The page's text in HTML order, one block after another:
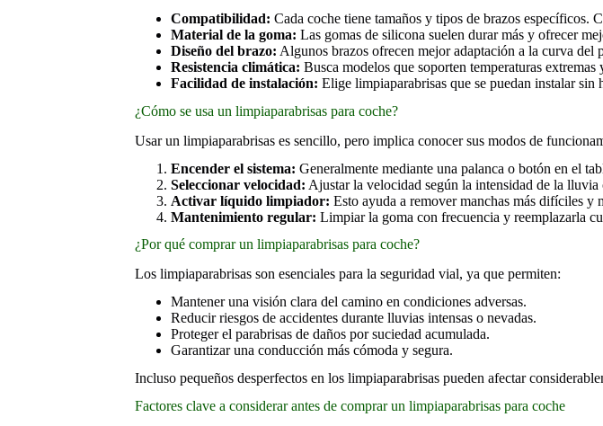
Compatibilidad: Cada coche tiene tamaños y tipos de brazos específicos.
Material de la goma: Las gomas de silicona suelen durar más y ofrecer
Diseño del brazo: Algunos brazos ofrecen mejor adaptación a la curva del
Resistencia climática: Busca modelos que soporten temperaturas
Facilidad de instalación: Elige limpiaparabrisas que se puedan instalar sin
¿Cómo se usa un limpiaparabrisas para coche?
Usar un limpiaparabrisas es sencillo, pero implica conocer sus modos de
Encender el sistema: Generalmente mediante una palanca o botón en el
Seleccionar velocidad: Ajustar la velocidad según la intensidad de la lluvia
Activar líquido limpiador: Esto ayuda a remover manchas más difíciles y
Mantenimiento regular: Limpiar la goma con frecuencia y reemplazarla
¿Por qué comprar un limpiaparabrisas para coche?
Los limpiaparabrisas son esenciales para la seguridad vial, ya que permiten:
Mantener una visión clara del camino en condiciones adversas.
Reducir riesgos de accidentes durante lluvias intensas o nevadas.
Proteger el parabrisas de daños por suciedad acumulada.
Garantizar una conducción más cómoda y segura.
Incluso pequeños desperfectos en los limpiaparabrisas pueden afectar
Factores clave a considerar antes de comprar un limpiaparabrisas para coche